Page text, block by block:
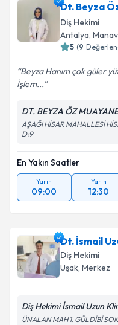
Dt. Beyza
Diş Hekimi
Antalya,
5 (9
Beyza Hanım çok güler
İşlem...
DT. BEYZA ÖZ
AŞAĞI HİSAR MAHALLESİ
D:9
En Yakın Saatler
Yarın
09:00
Yarın
12:30
Dt. İsmail
Diş Hekimi
Uşak, Merkez
Diş Hekimi İsmail Uzun
ÜNALAN MAH 1. GÜLDİBİ